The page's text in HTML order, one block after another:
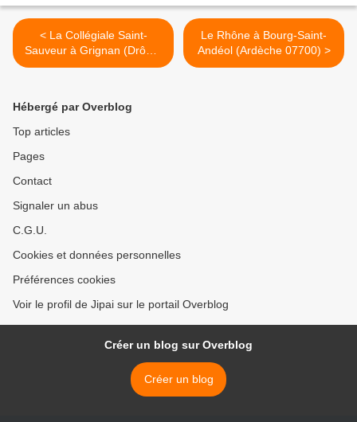
< La Collégiale Saint-
Sauveur à Grignan (Drôme
26230)
Le Rhône à Bourg-Saint-
Andéol (Ardèche 07700) >
Hébergé par Overblog
Top articles
Pages
Contact
Signaler un abus
C.G.U.
Cookies et données personnelles
Préférences cookies
Voir le profil de Jipai sur le portail Overblog
Créer un blog sur Overblog
Créer un blog